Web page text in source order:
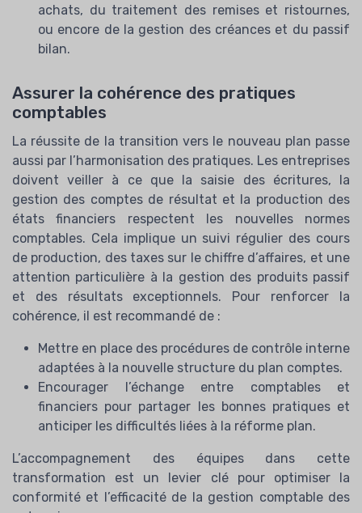
achats, du traitement des remises et ristournes,
ou encore de la gestion des créances et du passif
bilan.
Assurer la cohérence des pratiques
comptables
La réussite de la transition vers le nouveau plan passe
aussi par l’harmonisation des pratiques. Les entreprises
doivent veiller à ce que la saisie des écritures, la
gestion des comptes de résultat et la production des
états financiers respectent les nouvelles normes
comptables. Cela implique un suivi régulier des cours
de production, des taxes sur le chiffre d’affaires, et une
attention particulière à la gestion des produits passif
et des résultats exceptionnels. Pour renforcer la
cohérence, il est recommandé de :
Mettre en place des procédures de contrôle interne
adaptées à la nouvelle structure du plan comptes.
Encourager l’échange entre comptables et
financiers pour partager les bonnes pratiques et
anticiper les difficultés liées à la réforme plan.
L’accompagnement des équipes dans cette
transformation est un levier clé pour optimiser la
conformité et l’efficacité de la gestion comptable des
TOP 10 des
solutions IA pour les
DAF
Téléchargez gratuitement le livre
blanc